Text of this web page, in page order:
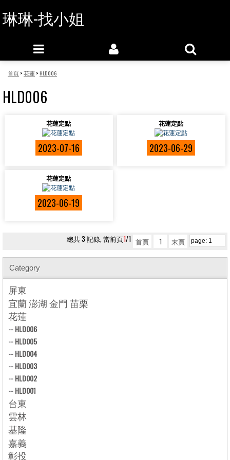
琳琳-找小姐
首頁>花蓮>HLD006
HLD006
花蓮定點
2023-07-16
花蓮定點
2023-06-29
花蓮定點
2023-06-19
總共 3 記錄, 當前頁1/1 首頁 1 末頁
Category
屏東
宜蘭 澎湖 金門 苗栗
花蓮
--HLD006
--HLD005
--HLD004
--HLD003
--HLD002
--HLD001
台東
雲林
基隆
嘉義
彰投